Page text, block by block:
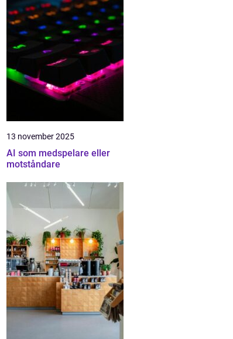
13 november 2025
AI som medspelare eller
motståndare